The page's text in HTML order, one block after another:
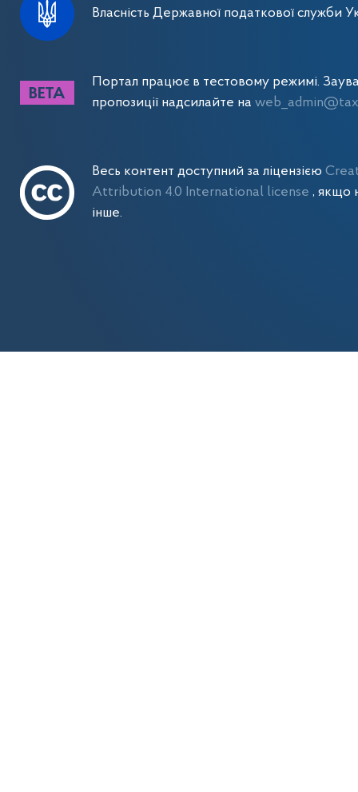
Власність Державної податкової служби
Портал працює в тестовому режимі.
пропозиції надсилайте на
Весь контент доступний за ліцензією
Attribution 4.0 International license , якщо
інше.